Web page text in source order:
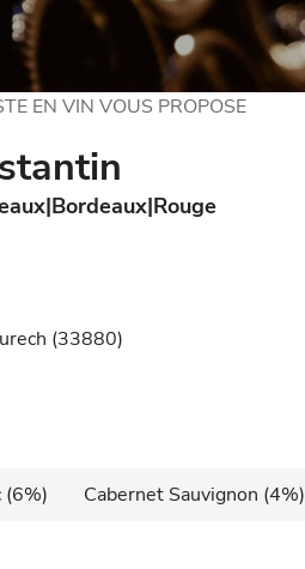
EN VIN VOUS PROPOSE
Bordeaux Rouge
(33880)
(6%) Cabernet Sauvignon (4%)